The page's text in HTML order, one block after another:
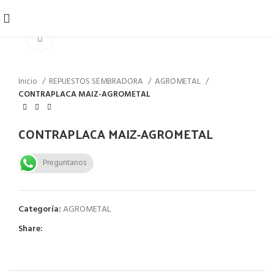
Inicio REPUESTOS SEMBRADORA
AGROMETAL
CONTRAPLACA MAIZ-AGROMETAL
CONTRAPLACA MAIZ-AGROMETAL
Preguntanos
Categoría:AGROMETAL
Share: